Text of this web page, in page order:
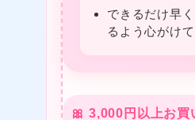
できるだけ早
るよう心がけて
🎀 3,000円以上お買